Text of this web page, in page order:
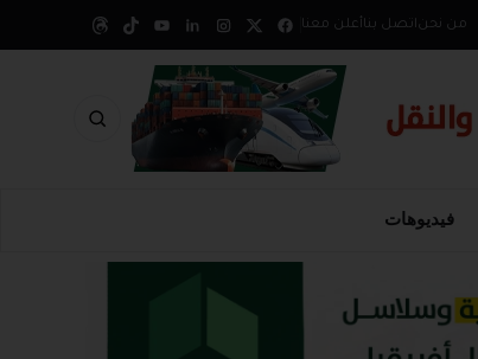
من نحناتصل بناأعلن معنا
فيديوهات